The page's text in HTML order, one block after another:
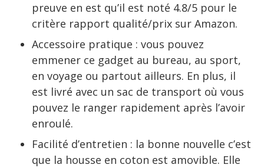
preuve en est qu’il est noté 4.8/5 pour le
critère rapport qualité/prix sur Amazon.
Accessoire pratique : vous pouvez
emmener ce gadget au bureau, au sport,
en voyage ou partout ailleurs. En plus, il
est livré avec un sac de transport où vous
pouvez le ranger rapidement après l’avoir
enroulé.
Facilité d’entretien : la bonne nouvelle c’est
que la housse en coton est amovible. Elle